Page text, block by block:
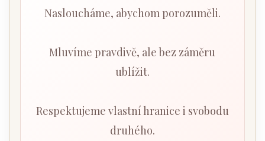
Nasloucháme, abychom porozuměli.
Mluvíme pravdivě, ale bez záměru
ublížit.
Respektujeme vlastní hranice i svobodu
druhého.